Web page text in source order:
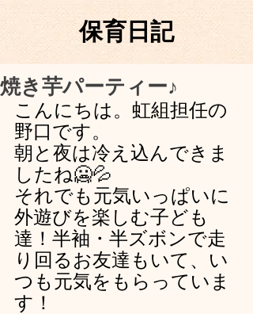
保育日記
焼き芋パーティー♪
こんにちは。虹組担任の
野口です。
朝と夜は冷え込んできま
したね🥶💦
それでも元気いっぱいに
外遊びを楽しむ子ども
達！半袖・半ズボンで走
り回るお友達もいて、い
つも元気をもらっていま
す！